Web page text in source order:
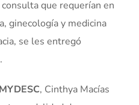
que requerían en
ginecología y medicina
se les entregó
, Cinthya Macías